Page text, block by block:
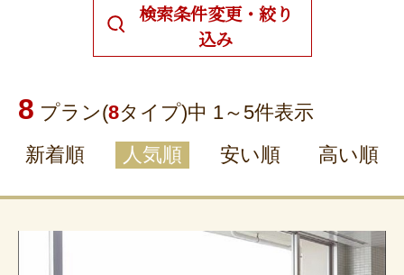
検索条件変更・絞り
込み
8 プラン(8タイプ)中 1～ 5件表示
新着順
人気順 安い順 高い順